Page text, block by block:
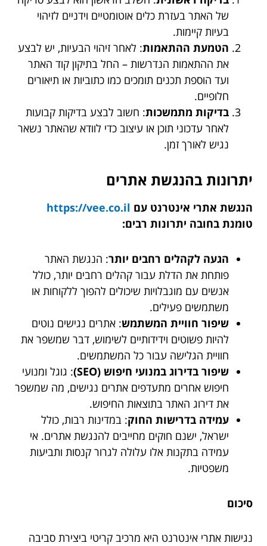
של האתר בעזרת כלים אוטומטיים וידניים לזיהוי
בעיות קיימות.
הטמעת ההתאמות: לאחר זיהוי הבעיות, יש לבצע
את ההתאמות הנדרשות – החל בתיקון קוד האתר
ועד הוספת תכנים תומכים כמו כתוביות או תיאורים
חלופיים.
בדיקות מתמשכות: חשוב לבצע בדיקות קבועות
לאחר עדכוני תוכן או עיצוב כדי לוודא שהאתר נשאר
נגיש לאורך זמן.
יתרונות בהנגשת אתרים
הנגשת אתרי אינטרנט עם https://vee.co.il
טומנת בחובה יתרונות רבים:
הגעה לקהלים רחבים יותר: הנגשת האתר
פותחת את הדלת עבור קהלים רחבים יותר, כולל
אנשים עם מוגבלויות שיכולים להפוך ללקוחות או
משתמשים פעילים.
שיפור חוויית המשתמש: אתרים נגישים נוטים
להיות פשוטים וידידותיים לשימוש, דבר שמשפר את
חוויית הגלישה עבור כל המשתמשים.
שיפור בדירוג במנועי חיפוש (SEO)
: גוגל ומנועי
חיפוש אחרים מתעדפים אתרים נגישים, מה שמשפר
את דירוג האתר בתוצאות החיפוש.
עמידה בדרישות החוק: במדינות רבות, כולל
ישראל, ישנם חוקים מחייבים להנגשת אתרים. אי
עמידה בתקנות אלו עלולה לגרור קנסות ותביעות
משפטיות.
סיכום
נגישות אתרי אינטרנט היא מרכיב קריטי ביצירת סביבה